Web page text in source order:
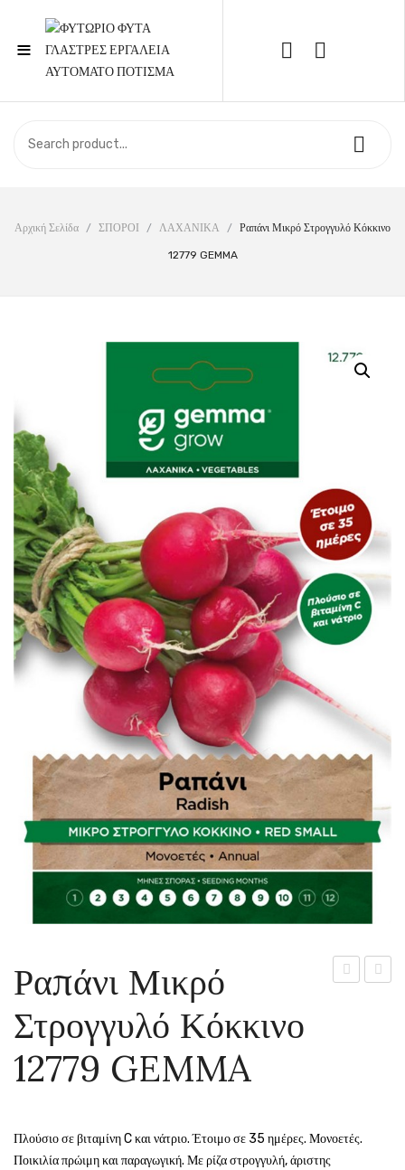
≡
Call Support: 210 6857844
ΣΧΕΤΙΚΆ ΜΕ ΕΜΆΣ
ΕΠΙΚΟΙΝΩΝΊΑ
Αρχική Σελίδα / ΣΠΟΡΟΙ / ΛΑΧΑΝΙΚΑ / Ραπάνι Μικρό Στρογγυλό Κόκκινο
12779 GEMMA
Ραπάνι Μικρό
Στρογγυλό Κόκκινο
12779 GEMMA
Πλούσιο σε βιταμίνη C και νάτριο. Έτοιμο σε 35 ημέρες. Μονοετές.
Ποικιλία πρώιμη και παραγωγική. Με ρίζα στρογγυλή, άριστης